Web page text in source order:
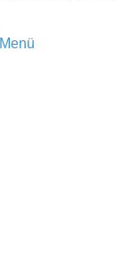
Menü